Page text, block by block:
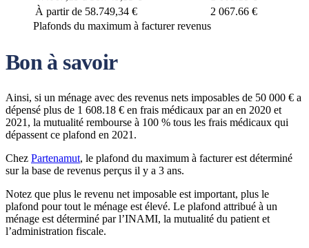
À partir de 58.749,34 €
2 067.66 €
Plafonds du maximum à facturer revenus
Bon à savoir
Ainsi, si un ménage avec des revenus nets imposables de 50 000 € a
dépensé plus de 1 608.18 € en frais médicaux par an en 2020 et
2021, la mutualité rembourse à 100 % tous les frais médicaux qui
dépassent ce plafond en 2021.
Chez Partenamut, le plafond du maximum à facturer est déterminé
sur la base de revenus perçus il y a 3 ans.
Notez que plus le revenu net imposable est important, plus le
plafond pour tout le ménage est élevé. Le plafond attribué à un
ménage est déterminé par l’INAMI, la mutualité du patient et
l’administration fiscale.